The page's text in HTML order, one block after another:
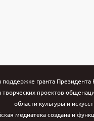
поддержке гранта
проектов
области культуры и
медиатека создана и